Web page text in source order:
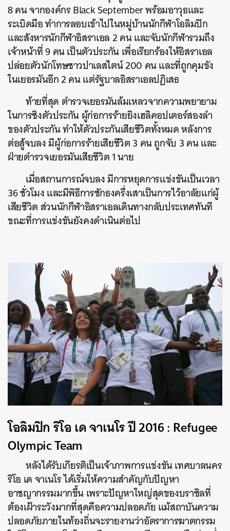
8 คน จากองค์กร Black September พร้อมอาวุธและ
ระเบิดมือ ทำการลอบเข้าไปในหมู่บ้านนักกีฬาโอลิมปิก
และสังหารนักกีฬาอิสราเอล 2 คน และจับนักกีฬารวมถึง
เจ้าหน้าที่ 9 คน เป็นตัวประกัน เพื่อเรียกร้องให้อิสราเอล
ปล่อยตัวนักโทษชาวปาเลสไตน์ 200 คน และที่ถูกคุมขัง
ในเยอรมันอีก 2 คน แต่รัฐบาลอิสราเอลปฏิเสธ
ท้ายที่สุด ตำรวจเยอรมันล้มเหลวจากความพยายาม
ในการชิงตัวประกัน ผู้ก่อการร้ายยิงเฮลิคอปเตอร์สองลำ
ของตัวประกัน ทำให้ตัวประกันเสียชีวิตทั้งหมด หลังการ
ต่อสู้จบลง มีผู้ก่อการร้ายเสียชีวิต 3 คน ถูกจับ 3 คน และ
ฝ่ายตำรวจเยอรมันเสียชีวิต 1 นาย
เมื่อสถานการณ์จบลง มีการหยุดการแข่งขันเป็นเวลา
36 ชั่วโมง และมีพิธีการชักธงครึ่งเสาเป็นการไว้อาลัยแก่ผู้
เสียชีวิต ส่วนนักกีฬาอิสราเอลเดินทางกลับประเทศทันที
ขณะที่การแข่งขันยังคงดำเนินต่อไป
โอลิมปิก ริโอ เด จาเนโร ปี 2016 : Refugee
Olympic Team
หลังได้รับเกียรติเป็นเจ้าภาพการแข่งขัน เทศบาลนคร
ริโอ เด จาเนโร ได้เริ่มให้ความสำคัญกับปัญหา
อาชญากรรมมากขึ้น เพราะปัญหาใหญ่สุดของบราซิลที่
ต้องเฝ้าระวังมากที่สุดคือความปลอดภัย แม้สถาบันความ
ปลอดภัยภายในท้องถิ่นจะรายงานว่าอัตราการฆาตกรรม